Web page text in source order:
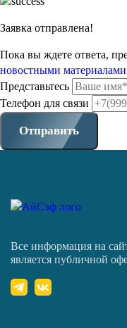
Заявка отправлена!
Пока вы ждете ответа,
новостными материалами
Представьтесь
Телефон для связи
Отправить
Все информация на
является публичной